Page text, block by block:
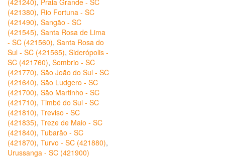
(421240), Praia Grande - SC
(421380), Rio Fortuna - SC
(421490), Sangão - SC
(421545), Santa Rosa de Lima
- SC (421560), Santa Rosa do
Sul - SC (421565), Siderópolis -
SC (421760), Sombrio - SC
(421770), São João do Sul - SC
(421640), São Ludgero - SC
(421700), São Martinho - SC
(421710), Timbé do Sul - SC
(421810), Treviso - SC
(421835), Treze de Maio - SC
(421840), Tubarão - SC
(421870), Turvo - SC (421880),
Urussanga - SC (421900)